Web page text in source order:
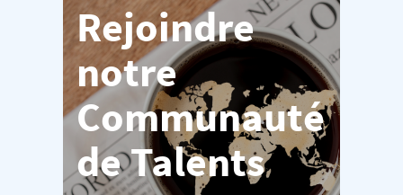
Rejoindre
notre
Communauté
de Talents